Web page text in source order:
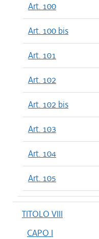
Art. 100
Art. 100 bis
Art. 101
Art. 102
Art. 102 bis
Art. 103
Art. 104
Art. 105
TITOLO VIII
CAPO I